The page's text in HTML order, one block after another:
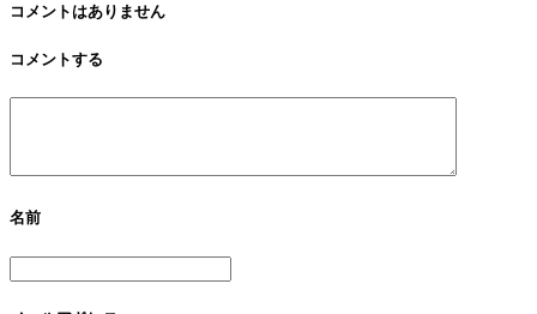
コメントはありません
コメントする
名前